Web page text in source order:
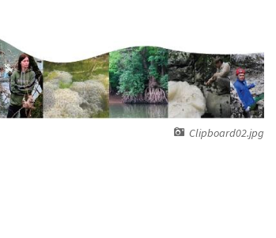
Clipboard02.jpg